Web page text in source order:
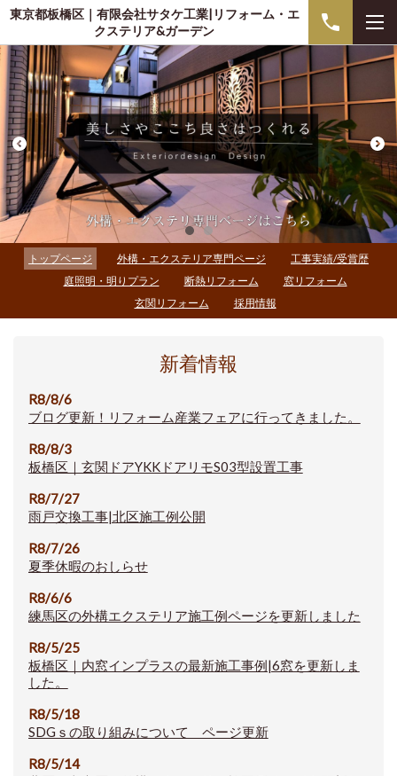
東京都板橋区｜有限会社サタケ工業|リフォーム・エ
クステリア&ガーデン
トップページ 外構・エクステリア専門ページ
工事実績/受賞歴
庭照明・明りプラン
断熱リフォーム
窓リフォーム
玄関リフォーム
採用情報
新着情報
R8/8/6
ブログ更新！リフォーム産業フェアに行ってきました。
R8/8/3
板橋区｜玄関ドアYKKドアリモS03型設置工事
R8/7/27
雨戸交換工事|北区施工例公開
R8/7/26
夏季休暇のおしらせ
R8/6/6
練馬区の外構エクステリア施工例ページを更新しました
R8/5/25
板橋区｜内窓インプラスの最新施工事例|6窓を更新しま
した。
R8/5/18
SDGｓの取り組みについて ページ更新
R8/5/14